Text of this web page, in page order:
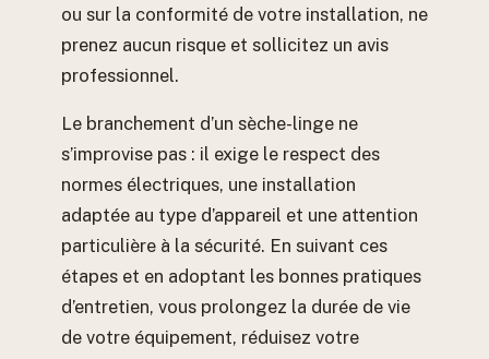
ou sur la conformité de votre installation, ne
prenez aucun risque et sollicitez un avis
professionnel.
Le branchement d’un sèche-linge ne
s’improvise pas : il exige le respect des
normes électriques, une installation
adaptée au type d’appareil et une attention
particulière à la sécurité. En suivant ces
étapes et en adoptant les bonnes pratiques
d’entretien, vous prolongez la durée de vie
de votre équipement, réduisez votre